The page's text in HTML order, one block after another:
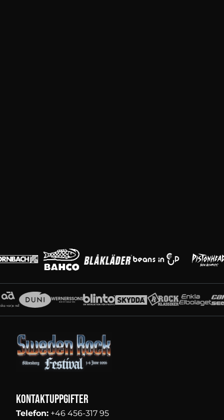
Partners
Kontaktuppgifter
Telefon: +46 456-317 95